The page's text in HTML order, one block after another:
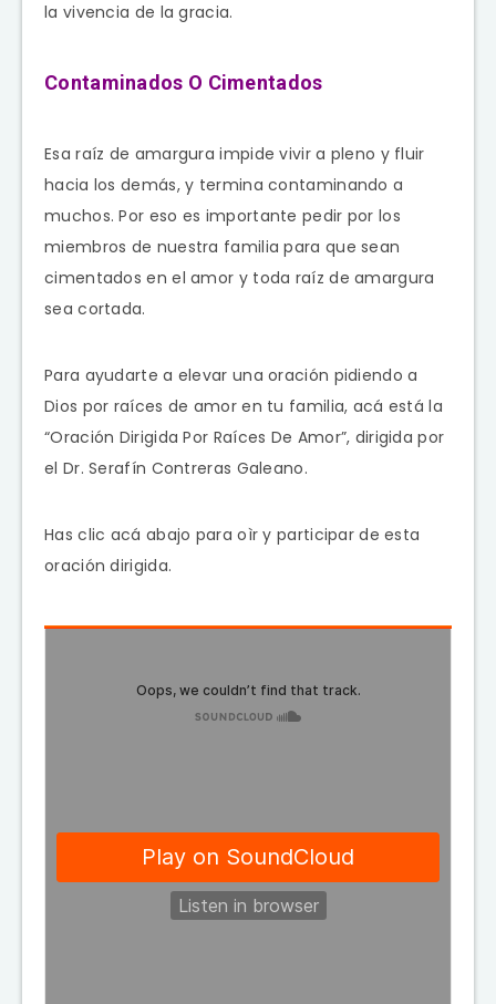
la vivencia de la gracia.
Contaminados O Cimentados
Esa raíz de amargura impide vivir a pleno y fluir
hacia los demás, y termina contaminando a
muchos. Por eso es importante pedir por los
miembros de nuestra familia para que sean
cimentados en el amor y toda raíz de amargura
sea cortada.
Para ayudarte a elevar una oración pidiendo a
Dios por raíces de amor en tu familia, acá está la
“Oración Dirigida Por Raíces De Amor”, dirigida por
el Dr. Serafín Contreras Galeano.
Has clic acá abajo para oìr y participar de esta
oración dirigida.